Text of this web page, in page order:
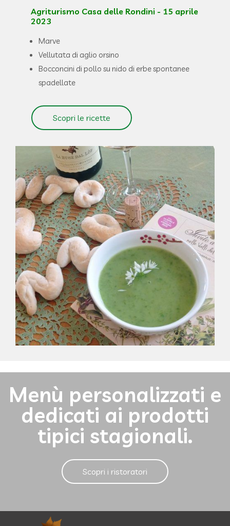
Agriturismo Casa delle Rondini - 15 aprile
2023
Marve
Vellutata di aglio orsino
Bocconcini di pollo su nido di erbe spontanee
spadellate
Scopri le ricette
Menù personalizzati e
dedicati ai prodotti
tipici stagionali.
Scopri i ristoratori